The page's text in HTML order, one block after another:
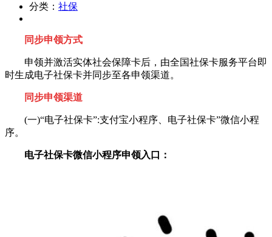
分类： 社保
同步申领方式
申领并激活实体社会保障卡后，由全国社保卡服务平台即
时生成电子社保卡并同步至各申领渠道。
同步申领渠道
(一)“电子社保卡”:支付宝小程序、电子社保卡”微信小程
序。
电子社保卡微信小程序申领入口：